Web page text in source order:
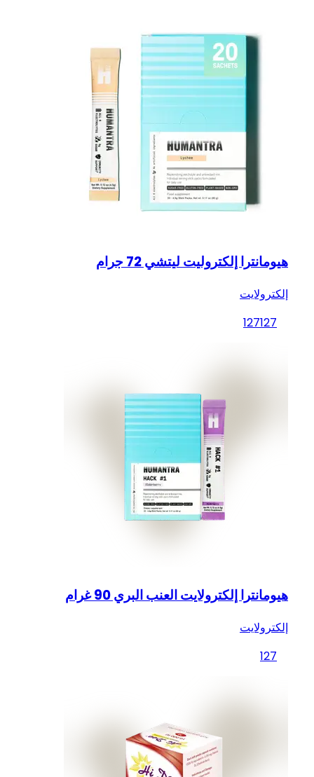
هيومانترا إلكتروليت ليتشي 72 جرام
إلكترولايت
127127
هيومانترا إلكترولايت العنب البري 90 غرام
إلكترولايت
127